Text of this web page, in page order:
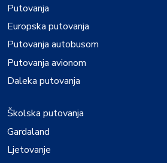
Putovanja
Europska putovanja
Putovanja autobusom
Putovanja avionom
Daleka putovanja
Školska putovanja
Gardaland
Ljetovanje